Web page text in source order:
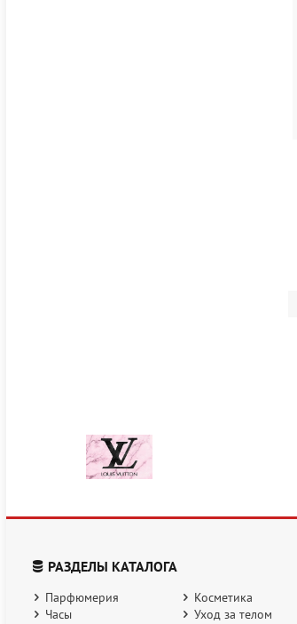
РАЗДЕЛЫ КАТАЛОГА
Парфюмерия Косметика
Часы
Уход за телом